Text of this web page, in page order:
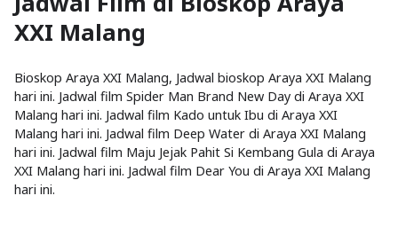
XXI Malang
Bioskop Araya XXI Malang, Jadwal bioskop Araya XXI Malang
hari ini. Jadwal film Spider Man Brand New Day di Araya XXI
Malang hari ini. Jadwal film Kado untuk Ibu di Araya XXI
Malang hari ini. Jadwal film Deep Water di Araya XXI Malang
hari ini. Jadwal film Maju Jejak Pahit Si Kembang Gula di Araya
XXI Malang hari ini. Jadwal film Dear You di Araya XXI Malang
hari ini.